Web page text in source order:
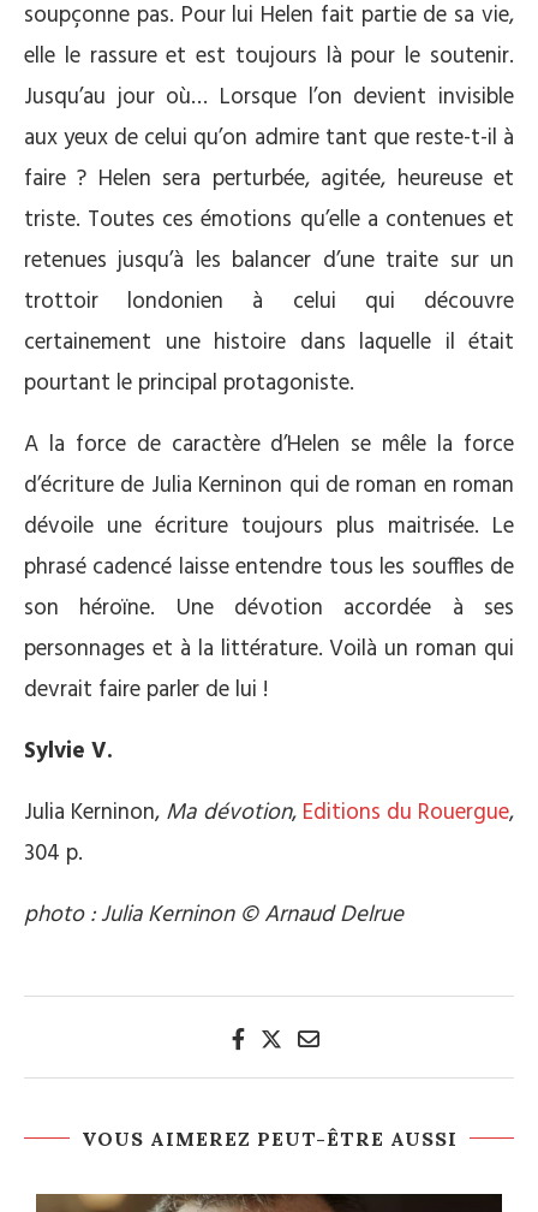
soupçonne pas. Pour lui Helen fait partie de sa vie,
elle le rassure et est toujours là pour le soutenir.
Jusqu’au jour où… Lorsque l’on devient invisible
aux yeux de celui qu’on admire tant que reste-t-il à
faire ? Helen sera perturbée, agitée, heureuse et
triste. Toutes ces émotions qu’elle a contenues et
retenues jusqu’à les balancer d’une traite sur un
trottoir londonien à celui qui découvre
certainement une histoire dans laquelle il était
pourtant le principal protagoniste.
A la force de caractère d’Helen se mêle la force
d’écriture de Julia Kerninon qui de roman en roman
dévoile une écriture toujours plus maitrisée. Le
phrasé cadencé laisse entendre tous les souffles de
son héroïne. Une dévotion accordée à ses
personnages et à la littérature. Voilà un roman qui
devrait faire parler de lui !
Sylvie V.
Julia Kerninon, Ma dévotion, Editions du Rouergue,
304 p.
photo : Julia Kerninon © Arnaud Delrue
VOUS AIMEREZ PEUT-ÊTRE AUSSI